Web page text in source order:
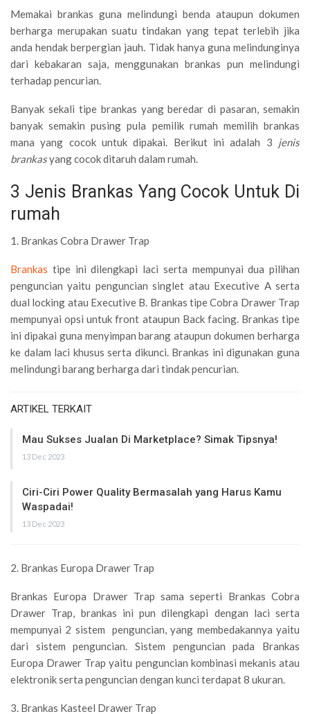
Memakai brankas guna melindungi benda ataupun dokumen
berharga merupakan suatu tindakan yang tepat terlebih jika
anda hendak berpergian jauh. Tidak hanya guna melindunginya
dari kebakaran saja, menggunakan brankas pun melindungi
terhadap pencurian.
Banyak sekali tipe brankas yang beredar di pasaran, semakin
banyak semakin pusing pula pemilik rumah memilih brankas
mana yang cocok untuk dipakai. Berikut ini adalah 3 jenis
brankasyang cocok ditaruh dalam rumah.
3 Jenis Brankas Yang Cocok Untuk Di
rumah
1. Brankas Cobra Drawer Trap
Brankas tipe ini dilengkapi laci serta mempunyai dua pilihan
penguncian yaitu penguncian singlet atau Executive A serta
dual locking atau Executive B. Brankas tipe Cobra Drawer Trap
mempunyai opsi untuk front ataupun Back facing. Brankas tipe
ini dipakai guna menyimpan barang ataupun dokumen berharga
ke dalam laci khusus serta dikunci. Brankas ini digunakan guna
melindungi barang berharga dari tindak pencurian.
ARTIKEL TERKAIT
Mau Sukses Jualan Di Marketplace? Simak Tipsnya!
13 Dec 2023
Ciri-Ciri Power Quality Bermasalah yang Harus Kamu
Waspadai!
13 Dec 2023
2. Brankas Europa Drawer Trap
Brankas Europa Drawer Trap sama seperti Brankas Cobra
Drawer Trap, brankas ini pun dilengkapi dengan laci serta
mempunyai 2 sistem penguncian, yang membedakannya yaitu
dari sistem penguncian. Sistem penguncian pada Brankas
Europa Drawer Trap yaitu penguncian kombinasi mekanis atau
elektronik serta penguncian dengan kunci terdapat 8 ukuran.
3. Brankas Kasteel Drawer Trap